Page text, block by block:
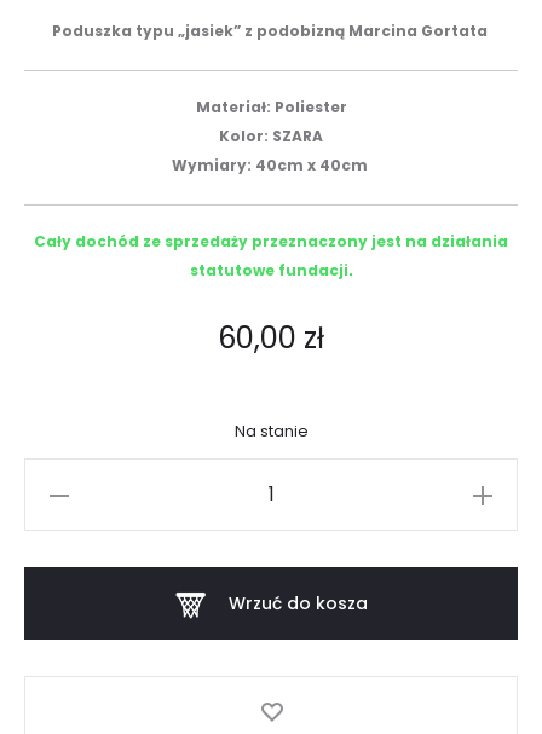
Poduszka typu „jasiek” z podobizną Marcina Gortata
Materiał: Poliester
Kolor: SZARA
Wymiary: 40cm x 40cm
Cały dochód ze sprzedaży przeznaczony jest na działania
statutowe fundacji.
60,00 zł
Na stanie
Wrzuć do kosza